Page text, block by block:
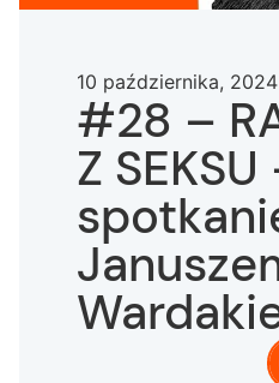
10 października, 2024
#28 –
Z SEKSU